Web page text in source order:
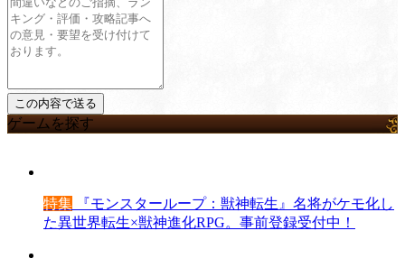
ゲームを探す
特集 『モンスターループ：獣神転生』名将がケモ化し
た異世界転生×獣神進化RPG。事前登録受付中！